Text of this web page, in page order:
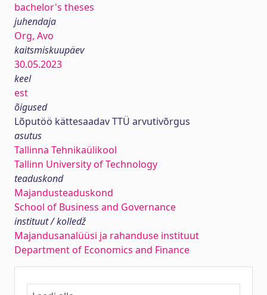
bachelor's theses
juhendaja
Org, Avo
kaitsmiskuupäev
30.05.2023
keel
est
õigused
Lõputöö kättesaadav TTÜ arvutivõrgus
asutus
Tallinna Tehnikaülikool
Tallinn University of Technology
teaduskond
Majandusteaduskond
School of Business and Governance
instituut / kolledž
Majandusanalüüsi ja rahanduse instituut
Department of Economics and Finance